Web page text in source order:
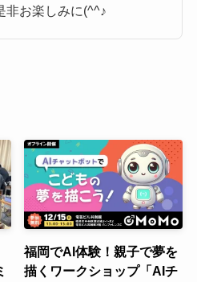
非お楽しみに(^^♪
福岡でAI体験！親子で夢を
描くワークショップ「AIチ